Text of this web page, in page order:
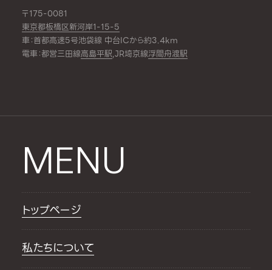
〒175-0081
東京都板橋区新河岸1-15-5
車：首都高速5号池袋線 中台ICから約3.4km
電車：都営三田線高島平駅,JR埼京線浮間舟渡駅
MENU
トップページ
私たちについて